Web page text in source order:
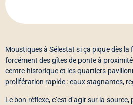
Moustiques à Sélestat si ça pique dès la
forcément des gîtes de ponte à
centre historique et les quartiers
prolifération rapide : eaux stagnantes,
Le bon réflexe, c’est d’agir sur la source,